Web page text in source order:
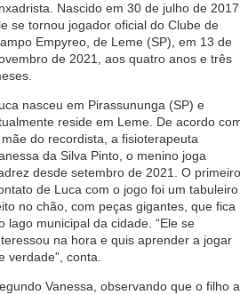
Nascido em 30 de julho de 2017
se tornou jogador oficial do Clube de
Empyreo, de Leme (SP), em 13 de
de 2021, aos quatro anos e três
nasceu em Pirassununga (SP) e
reside em Leme. De acordo
do recordista, a fisioterapeuta
da Silva Pinto, o menino joga
desde setembro de 2021. O primeiro
de Luca com o jogo foi um tabuleiro
no chão, com peças gigantes, que fica
lago municipal da cidade. “Ele se
na hora e quis aprender a jogar
verdade”, conta.
Vanessa, observando que o filho